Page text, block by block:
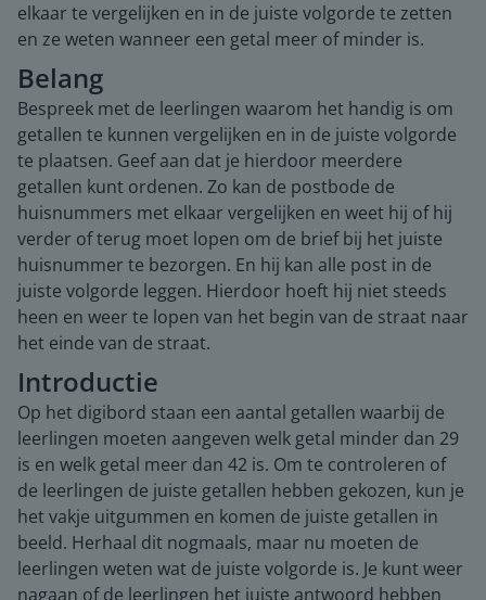
elkaar te vergelijken en in de juiste volgorde te zetten
en ze weten wanneer een getal meer of minder is.
Belang
Bespreek met de leerlingen waarom het handig is om
getallen te kunnen vergelijken en in de juiste volgorde
te plaatsen. Geef aan dat je hierdoor meerdere
getallen kunt ordenen. Zo kan de postbode de
huisnummers met elkaar vergelijken en weet hij of hij
verder of terug moet lopen om de brief bij het juiste
huisnummer te bezorgen. En hij kan alle post in de
juiste volgorde leggen. Hierdoor hoeft hij niet steeds
heen en weer te lopen van het begin van de straat naar
het einde van de straat.
Introductie
Op het digibord staan een aantal getallen waarbij de
leerlingen moeten aangeven welk getal minder dan 29
is en welk getal meer dan 42 is. Om te controleren of
de leerlingen de juiste getallen hebben gekozen, kun je
het vakje uitgummen en komen de juiste getallen in
beeld. Herhaal dit nogmaals, maar nu moeten de
leerlingen weten wat de juiste volgorde is. Je kunt weer
nagaan of de leerlingen het juiste antwoord hebben